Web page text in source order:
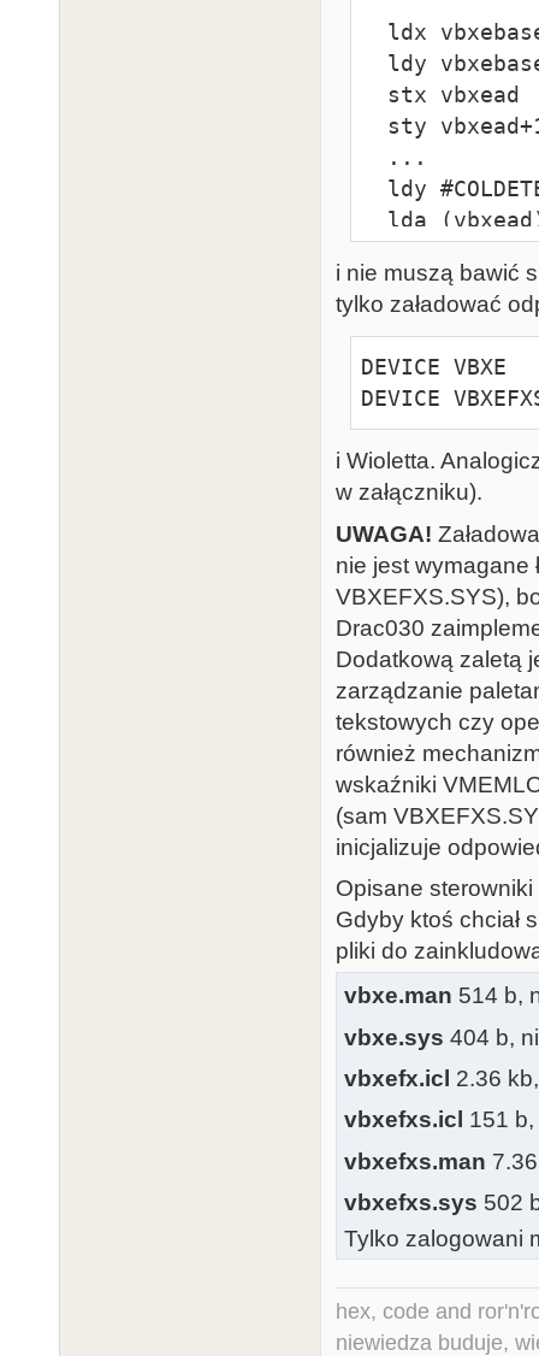
  ...
  ldy #VIDEO_CONTROL
sta
i nie muszą bawić
tylko załadować
DEVICE VBXE
DEVICE
i Wioletta.
w załączniku).
UWAGA!
nie jest wymagane
VBXEFXS.SYS),
Drac030
Dodatkową zaletą
zarządzanie
tekstowych czy
również
wskaźniki
(sam
inicjalizuje
Opisane
Gdyby ktoś chciał
pliki do
vbxe.man 514 b,
vbxe.sys 404 b,
vbxefx.icl 2.36
vbxefxs.icl 151
vbxefxs.man
vbxefxs.sys 502
Tylko zalogowani
hex, code and
niewiedza buduje,